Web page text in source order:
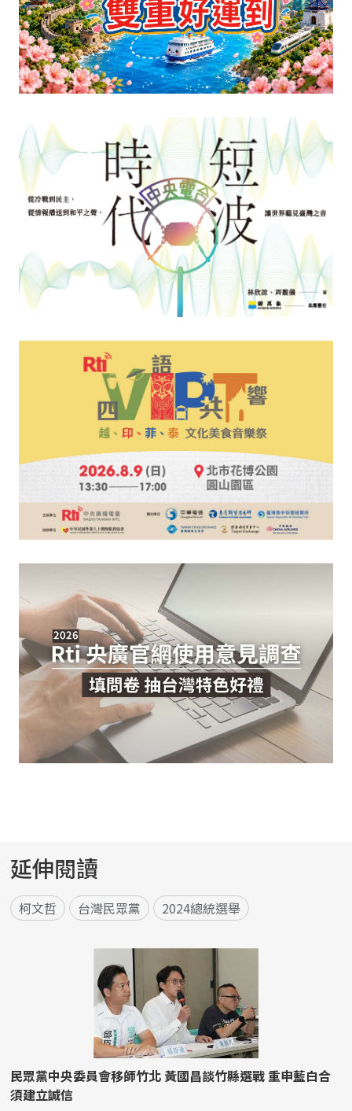
延伸閱讀
柯文哲 台灣民眾黨 2024總統選舉
民眾黨中央委員會移師竹北 黃國昌談竹縣選戰 重申藍白合
須建立誠信